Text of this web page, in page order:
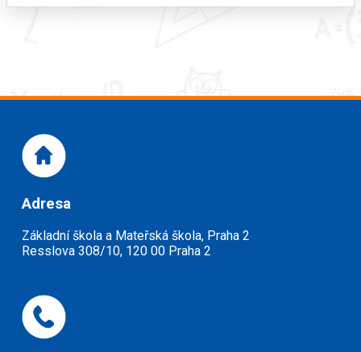
Adresa
Základní škola a Mateřská škola, Praha 2
Resslova 308/10, 120 00 Praha 2